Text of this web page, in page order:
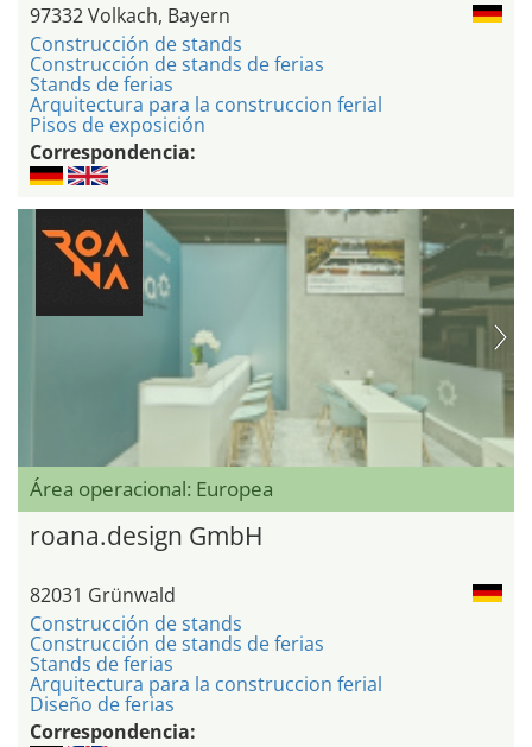
97332 Volkach, Bayern
Construcción de stands
Construcción de stands de ferias
Stands de ferias
Arquitectura para la construccion ferial
Pisos de exposición
Correspondencia:
Área operacional: Europea
roana.design GmbH
82031 Grünwald
Construcción de stands
Construcción de stands de ferias
Stands de ferias
Arquitectura para la construccion ferial
Diseño de ferias
Correspondencia: